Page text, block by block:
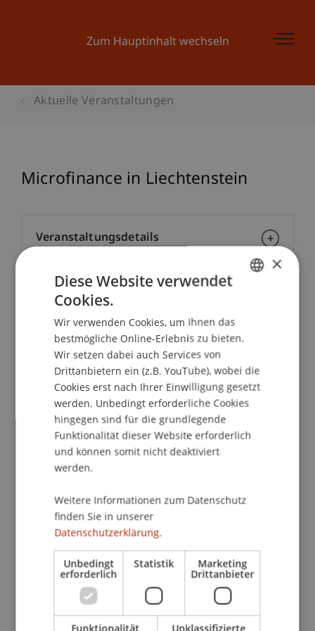
Zum Hauptinhalt wechseln
Aktuelle Veranstaltungen
Microfinance in Liechtenstein
School/Professur:
Institut für Finanzdienstleistungen
Im Jahr 2005 wurde die Microfinance Initiative
Liechtenstein (MIL) durch den
Liechtensteinischen Bankenverband, die Hilti
Familienstiftung, Medicor Foundation, die
Liechtensteinischen Entwicklungsdienst und das
Amt für Auswärtige Angelegenheiten ins Leben
gerufen. Die Veranstaltung "Microfinance in
Liechtenstein - Initiative, Wissenschaft und
praktische Umsetzung" informiert über die
Aktivitäten der vergangenen zwei Jahre und gibt
einen Ausblick über zukünftige Entwicklungen.
Veranstaltungsdetails
Kontakt
×
Diese Website verwendet
Cookies.
Wir verwenden Cookies, um Ihnen das
bestmögliche Online-Erlebnis zu bieten.
Wir setzen dabei auch Services von
Drittanbietern ein (z.B. YouTube), wobei die
Cookies erst nach Ihrer Einwilligung gesetzt
werden. Unbedingt erforderliche Cookies
hingegen sind für die grundlegende
Funktionalität dieser Website erforderlich
und können somit nicht deaktiviert
werden.
Weitere Informationen zum Datenschutz
finden Sie in unserer
Datenschutzerklärung.
Unbedingt
erforderlich
Statistik Marketing
Drittanbieter
Funktionalität Unklassifizierte